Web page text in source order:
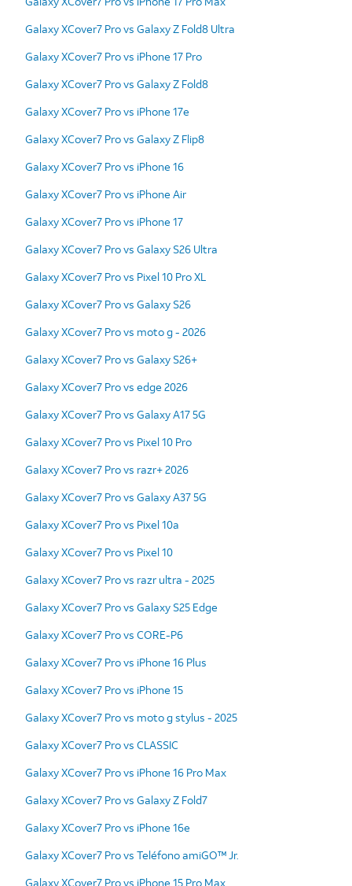
Galaxy XCover7 Pro vs Galaxy Z Fold8 Ultra
Galaxy XCover7 Pro vs iPhone 17 Pro
Galaxy XCover7 Pro vs Galaxy Z Fold8
Galaxy XCover7 Pro vs iPhone 17e
Galaxy XCover7 Pro vs Galaxy Z Flip8
Galaxy XCover7 Pro vs iPhone 16
Galaxy XCover7 Pro vs iPhone Air
Galaxy XCover7 Pro vs iPhone 17
Galaxy XCover7 Pro vs Galaxy S26 Ultra
Galaxy XCover7 Pro vs Pixel 10 Pro XL
Galaxy XCover7 Pro vs Galaxy S26
Galaxy XCover7 Pro vs moto g - 2026
Galaxy XCover7 Pro vs Galaxy S26+
Galaxy XCover7 Pro vs edge 2026
Galaxy XCover7 Pro vs Galaxy A17 5G
Galaxy XCover7 Pro vs Pixel 10 Pro
Galaxy XCover7 Pro vs razr+ 2026
Galaxy XCover7 Pro vs Galaxy A37 5G
Galaxy XCover7 Pro vs Pixel 10a
Galaxy XCover7 Pro vs Pixel 10
Galaxy XCover7 Pro vs razr ultra - 2025
Galaxy XCover7 Pro vs Galaxy S25 Edge
Galaxy XCover7 Pro vs CORE-P6
Galaxy XCover7 Pro vs iPhone 16 Plus
Galaxy XCover7 Pro vs iPhone 15
Galaxy XCover7 Pro vs moto g stylus - 2025
Galaxy XCover7 Pro vs CLASSIC
Galaxy XCover7 Pro vs iPhone 16 Pro Max
Galaxy XCover7 Pro vs Galaxy Z Fold7
Galaxy XCover7 Pro vs iPhone 16e
Galaxy XCover7 Pro vs Teléfono amiGO™ Jr.
Galaxy XCover7 Pro vs iPhone 15 Pro Max